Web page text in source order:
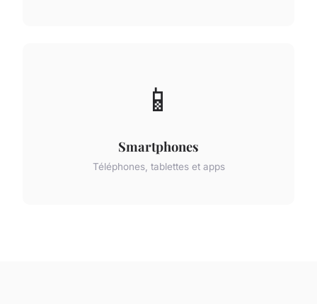
📱
Smartphones
Téléphones, tablettes et apps